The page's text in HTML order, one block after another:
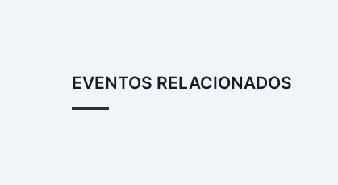
EVENTOS RELACIONADOS